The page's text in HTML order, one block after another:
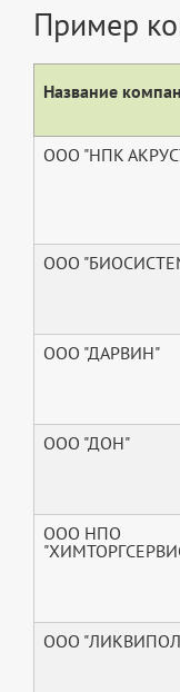
Пример
Название
ООО "НПК
ООО
ООО "ДАРВИН"
ООО "ДОН"
ООО НПО
ООО